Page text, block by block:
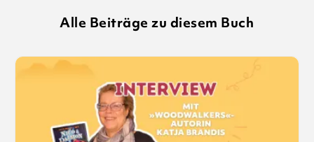
Alle Beiträge zu diesem Buch